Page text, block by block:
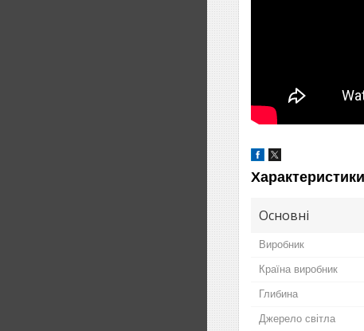
Характеристики
Основні
Виробник
Країна виробник
Глибина
Джерело світла